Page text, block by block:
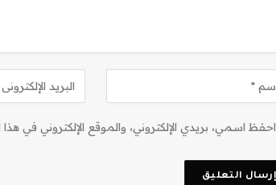
احفظ اسمي، بريدي الإلكتروني، والموقع الإلكتروني في